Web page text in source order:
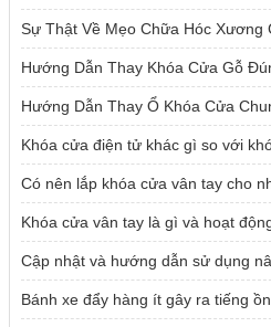
Sự Thật Về Mẹo Chữa Hóc Xương
Hướng Dẫn Thay Khóa Cửa Gỗ
Hướng Dẫn Thay Ổ Khóa Cửa
Khóa cửa điện tử khác gì so với
Có nên lắp khóa cửa vân tay cho
Khóa cửa vân tay là gì và hoạt
Cập nhật và hướng dẫn sử dụng
Bánh xe đẩy hàng ít gây ra tiếng